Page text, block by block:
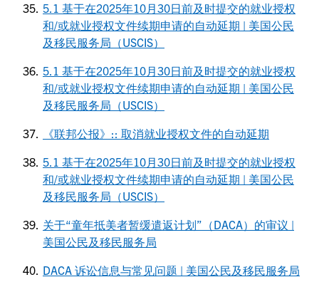
5.1 基于在2025年10月30日前及时提交的就业授权
和/或就业授权文件续期申请的自动延期 | 美国公民
及移民服务局（USCIS）
5.1 基于在2025年10月30日前及时提交的就业授权
和/或就业授权文件续期申请的自动延期 | 美国公民
及移民服务局（USCIS）
《联邦公报》:: 取消就业授权文件的自动延期
5.1 基于在2025年10月30日前及时提交的就业授权
和/或就业授权文件续期申请的自动延期 | 美国公民
及移民服务局（USCIS）
关于“童年抵美者暂缓遣返计划”（DACA）的审议 |
美国公民及移民服务局
DACA 诉讼信息与常见问题 | 美国公民及移民服务局